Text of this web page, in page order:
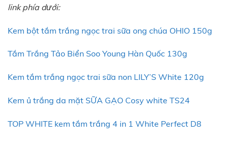
link phía dưới:
Kem bột tắm trắng ngọc trai sữa ong chúa OHIO 150g
Tắm Trắng Tảo Biển Soo Young Hàn Quốc 130g
Kem tắm trắng ngọc trai sữa non LILY’S White 120g
Kem ủ trắng da mặt SỮA GẠO Cosy white TS24
TOP WHITE kem tắm trắng 4 in 1 White Perfect D8